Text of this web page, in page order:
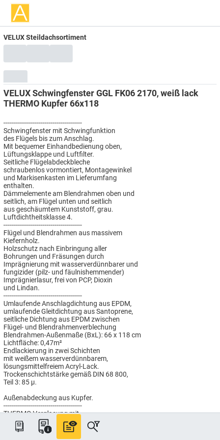
VELUX Steildachsortiment
VELUX Schwingfenster GGL FK06 2170, weiß lack
THERMO Kupfer 66x118
----------------------------------------
Schwingfenster mit Schwingfunktion
des Flügels bis zum Anschlag.
Mit bequemer Einhandbedienung oben,
Lüftungsklappe und Luftfilter.
Seitliche Flügelabdeckbleche
schraubenlos vormontiert, Montagewinkel
und Markisenkasten im Lieferumfang
enthalten.
Dämmelemente am Blendrahmen oben und
seitlich, am Flügel unten und seitlich
aus geschäumtem Kunststoff, grau.
Luftdichtheitsklasse 4.
----------------------------------------
Flügel und Blendrahmen aus massivem
Kiefernholz.
Holzschutz nach Einbringung aller
Bohrungen und Fräsungen durch
Imprägnierung mit wasserverdünnbarer und
fungizider (pilz- und fäulnishemmender)
Imprägnierlasur, frei von PCP, Dioxin
und Lindan.
----------------------------------------
Umlaufende Anschlagdichtung aus EPDM,
umlaufende Gleitdichtung aus Santoprene,
seitliche Dichtung aus EPDM zwischen
Flügel- und Blendrahmenverblechung
Blendrahmen-Außenmaße (BxL): 66 x 118 cm
Lichtfläche: 0,47m²
Endlackierung in zwei Schichten
mit weißem wasserverdünnbarem,
lösungsmittelfreiem Acryl-Lack.
Trockenschichtstärke gemäß DIN 68 800,
Teil 3: 85 µ.
Außenabdeckung aus Kupfer.
----------------------------------------
THERMO Verglasung mit
sehr guten technischen Werten:
Wärmedurchgangswert Uw = 1,3 W/(m²K),
Schalldämmwert Rw(C,Ctr)= 35(-1,-3) dB,